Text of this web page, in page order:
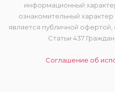
информационный
ознакомительный характер
является публичной
Статьи 437
Соглашение об